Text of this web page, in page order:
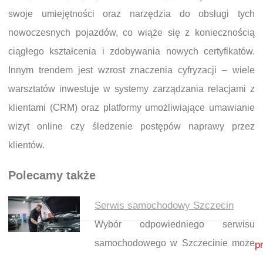
swoje umiejętności oraz narzędzia do obsługi tych
nowoczesnych pojazdów, co wiąże się z koniecznością
ciągłego kształcenia i zdobywania nowych certyfikatów.
Innym trendem jest wzrost znaczenia cyfryzacji – wiele
warsztatów inwestuje w systemy zarządzania relacjami z
klientami (CRM) oraz platformy umożliwiające umawianie
wizyt online czy śledzenie postępów naprawy przez
klientów.
Polecamy także
Serwis samochodowy Szczecin
Wybór odpowiedniego serwisu
samochodowego w Szczecinie może
Nawigacja wpisu